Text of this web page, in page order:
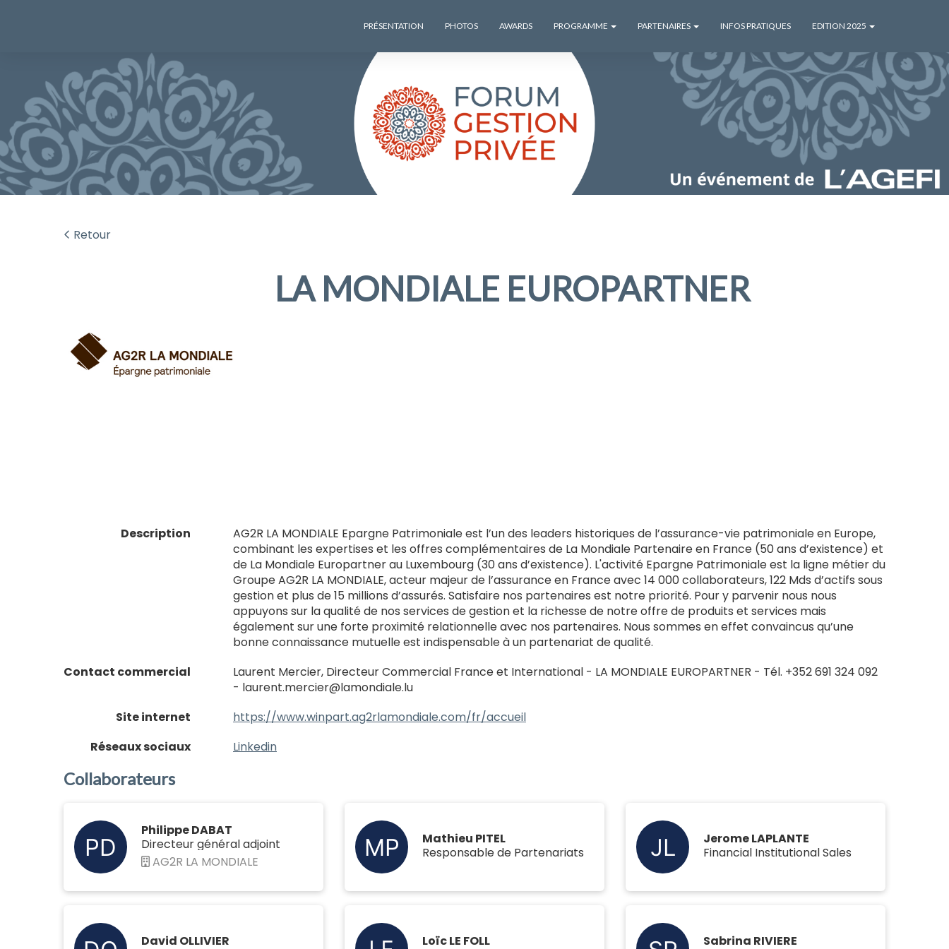
PRÉSENTATION PHOTOS AWARDS PROGRAMME PARTENAIRES INFOS PRATIQUES EDITION 2025
Retour
LA MONDIALE EUROPARTNER
Description
AG2R LA MONDIALE Epargne Patrimoniale est l’un des leaders historiques de l’assurance-vie patrimoniale en Europe,
combinant les expertises et les offres complémentaires de La Mondiale Partenaire en France (50 ans d’existence) et
de La Mondiale Europartner au Luxembourg (30 ans d’existence). L'activité Epargne Patrimoniale est la ligne métier du
Groupe AG2R LA MONDIALE, acteur majeur de l’assurance en France avec 14 000 collaborateurs, 122 Mds d’actifs sous
gestion et plus de 15 millions d’assurés. Satisfaire nos partenaires est notre priorité. Pour y parvenir nous nous
appuyons sur la qualité de nos services de gestion et la richesse de notre offre de produits et services mais
également sur une forte proximité relationnelle avec nos partenaires. Nous sommes en effet convaincus qu’une
bonne connaissance mutuelle est indispensable à un partenariat de qualité.
Contact commercial
Laurent Mercier, Directeur Commercial France et International - LA MONDIALE EUROPARTNER - Tél. +352 691 324 092
- laurent.mercier@lamondiale.lu
Site internet
https://www.winpart.ag2rlamondiale.com/fr/accueil
Réseaux sociaux
Linkedin
Collaborateurs
Philippe DABAT
Directeur général adjoint
AG2R LA MONDIALE
Mathieu PITEL
Responsable de Partenariats
Jerome LAPLANTE
Financial Institutional Sales
David OLLIVIER
Loïc LE FOLL
Sabrina RIVIERE